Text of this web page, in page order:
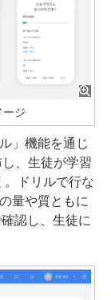
ージ
」機能を通じ
、生徒が学習
ドリルで行な
量や質ともに
認し、生徒に